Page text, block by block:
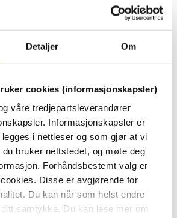
Detaljer Om
cookies (informasjonskapsler)
våre tredjepartsleverandører
Informasjonskapsler er
i nettleser og som gjør at vi
bruker nettstedet, og møte deg
Forhåndsbestemt valg er
Disse er avgjørende for
Du kan når som helst endre
samtykke. Du kan lese mer om
rystes av polarisering og
ledere i mange land. Og vi føler
hetset, fordi Kirkens Bymisjon
god id-feiring. Det førte til at vi
ytterst sjelden har vært tvunget
vil vi kjempe for ytringsfrihet, og
et slikt grep. Men når mangel på
og dialog renner inn i